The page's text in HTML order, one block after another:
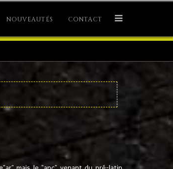
NOUVEAUTÉS CONTACT